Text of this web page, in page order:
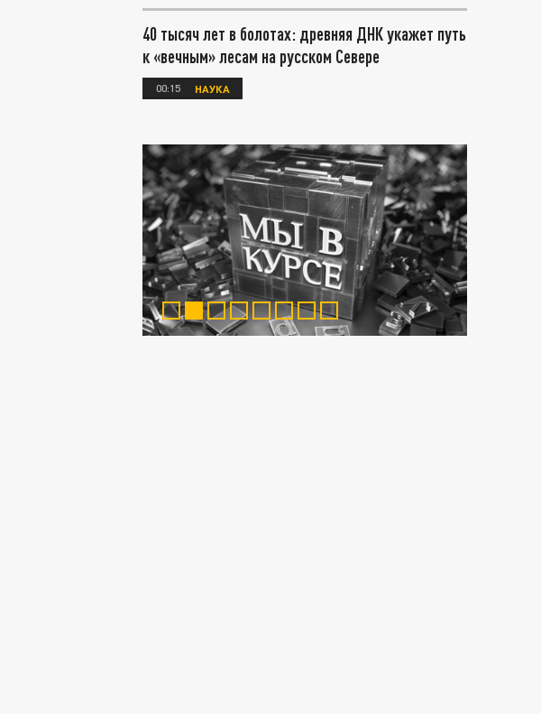
40 тысяч лет в болотах: древняя ДНК укажет путь
к «вечным» лесам на русском Севере
00:15 НАУКА